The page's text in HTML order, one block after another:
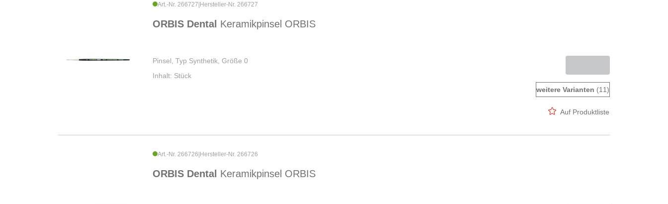
Art.-Nr. 266727 Hersteller-Nr. 266727
ORBIS Dental Keramikpinsel ORBIS
Pinsel, Typ Synthetik, Größe 0
Inhalt: Stück
weitere Varianten (11)
Auf Produktliste
Art.-Nr. 266726 Hersteller-Nr. 266726
ORBIS Dental Keramikpinsel ORBIS